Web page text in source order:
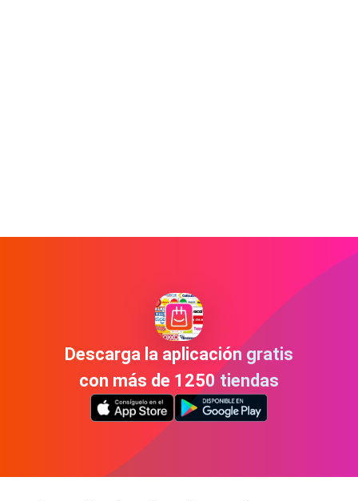
Descarga la aplicación gratis
con más de 1250 tiendas